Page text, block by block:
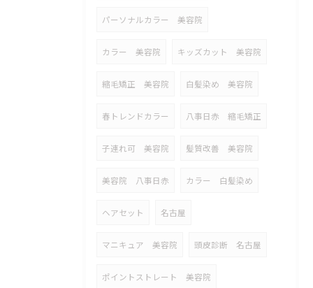
パーソナルカラー 美容院
カラー 美容院 キッズカット 美容院
縮毛矯正 美容院 白髪染め 美容院
春トレンドカラー 八事日赤 縮毛矯正
子連れ可 美容院 髪質改善 美容院
美容院 八事日赤 カラー 白髪染め
ヘアセット 名古屋
マニキュア 美容院 頭皮診断 名古屋
ポイントストレート 美容院